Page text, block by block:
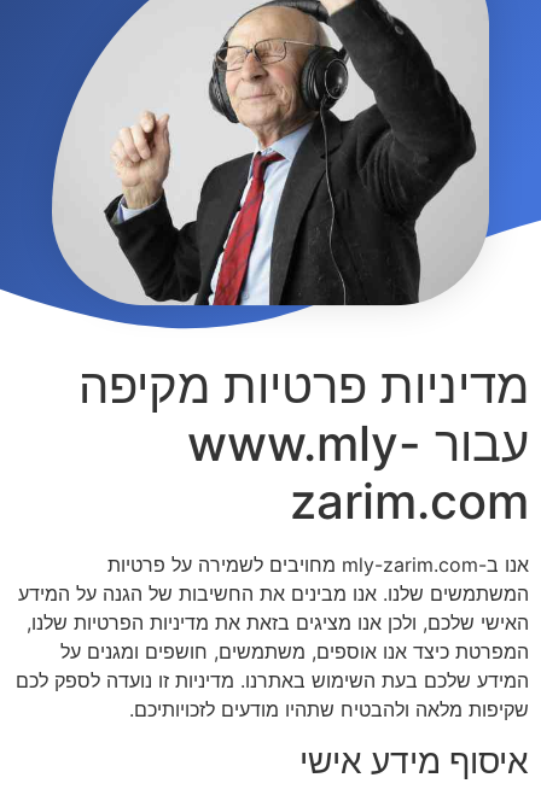
מדיניות פרטיות מקיפה
עבור www.mly-
zarim.com
אנו ב-mly-zarim.com מחויבים לשמירה על פרטיות
המשתמשים שלנו. אנו מבינים את החשיבות של הגנה על המידע
האישי שלכם, ולכן אנו מציגים בזאת את מדיניות הפרטיות שלנו,
המפרטת כיצד אנו אוספים, משתמשים, חושפים ומגנים על
המידע שלכם בעת השימוש באתרנו. מדיניות זו נועדה לספק לכם
שקיפות מלאה ולהבטיח שתהיו מודעים לזכויותיכם.
איסוף מידע אישי